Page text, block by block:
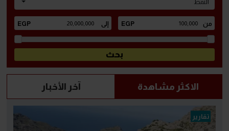
النمط
الاكثر مشاهدة آخر الأخبار
تقارير